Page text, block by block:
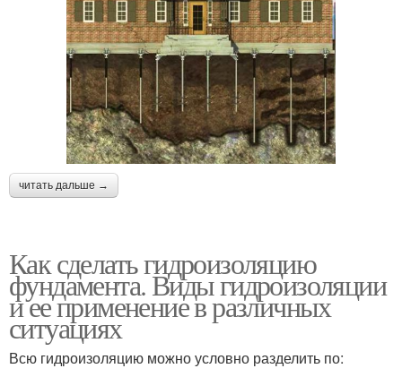
читать дальше →
Как сделать гидроизоляцию
фундамента. Виды гидроизоляции
и ее применение в различных
ситуациях
Всю гидроизоляцию можно условно разделить по: